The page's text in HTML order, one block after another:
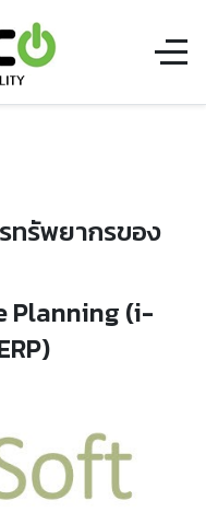
ทรัพยากรของ
Planning (i-